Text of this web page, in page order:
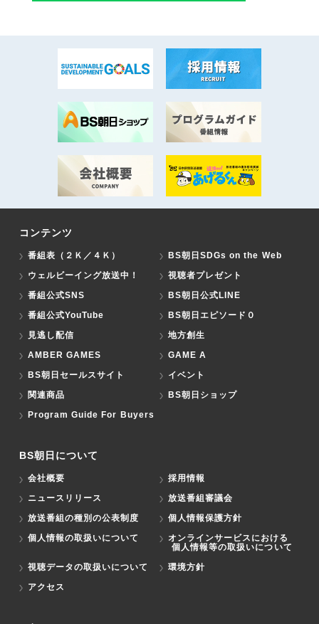
コンテンツ
番組表（２Ｋ／４Ｋ）
BS朝日SDGs on the Web
ウェルビーイング放送中！
視聴者プレゼント
番組公式SNS
BS朝日公式LINE
番組公式YouTube
BS朝日エピソード０
見逃し配信
地方創生
AMBER GAMES
GAME A
BS朝日セールスサイト
イベント
関連商品
BS朝日ショップ
Program Guide For Buyers
BS朝日について
会社概要
採用情報
ニュースリリース
放送番組審議会
放送番組の種別の公表制度
個人情報保護方針
個人情報の取扱いについて
オンラインサービスにおける
個人情報等の取扱いについて
視聴データの取扱いについて
環境方針
アクセス